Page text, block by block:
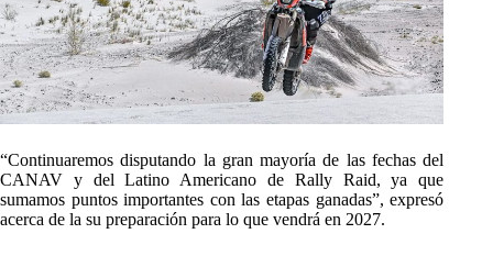
“Continuaremos disputando la gran mayoría de las fechas del
CANAV y del Latino Americano de Rally Raid, ya que
sumamos puntos importantes con las etapas ganadas”, expresó
acerca de la su preparación para lo que vendrá en 2027.